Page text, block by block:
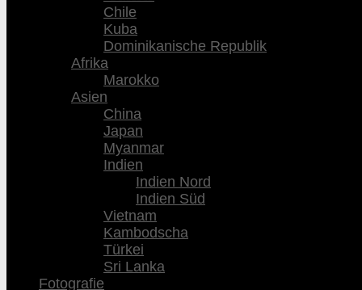
Chile
Kuba
Dominikanische Republik
Afrika
Marokko
Asien
China
Japan
Myanmar
Indien
Indien Nord
Indien Süd
Vietnam
Kambodscha
Türkei
Sri Lanka
Fotografie